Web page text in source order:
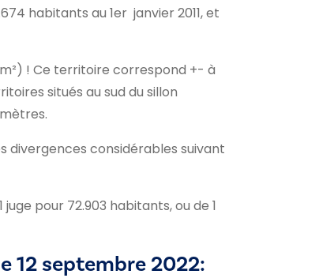
habitants au 1er janvier 2011, et
! Ce territoire correspond +- à
situés au sud du sillon
divergences considérables suivant
pour 72.903 habitants, ou de 1
12 septembre 2022: